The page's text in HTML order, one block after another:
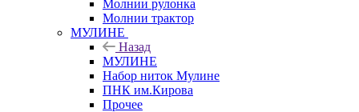
Молнии рулонка
Молнии трактор
МУЛИНЕ
Назад
МУЛИНЕ
Набор ниток Мулине
ПНК им.Кирова
Прочее